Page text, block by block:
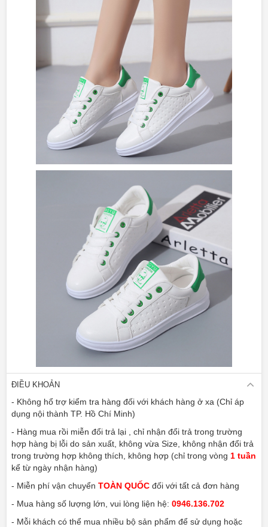
ĐIỀU KHOẢN
- Không hổ trợ kiểm tra hàng đối với khách hàng ở xa (Chỉ áp
dụng nội thành TP. Hồ Chí Minh)
- Hàng mua rồi miễn đổi trả lại , chỉ nhận đổi trả trong trường
hợp hàng bị lỗi do sản xuất, không vừa Size, không nhận đổi trả
trong trường hợp không thích, không hợp (chỉ trong vòng 1 tuần
kể từ ngày nhận hàng)
- Miễn phí vận chuyển TOÀN QUỐC đối với tất cả đơn hàng
- Mua hàng số lượng lớn, vui lòng liện hệ: 0946.136.702
- Mỗi khách có thể mua nhiều bộ sản phẩm để sử dụng hoặc